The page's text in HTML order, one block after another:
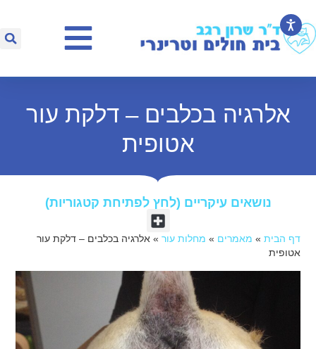
אלרגיה בכלבים – דלקת עור
אטופית
נושאים עיקריים (לחץ לפתיחת קטגוריות)​
דף הבית » מאמרים » מחלות עור »אלרגיה בכלבים – דלקת עור
אטופית